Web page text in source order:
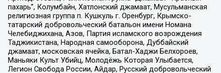
пахарь”, Колумбайн, Хатлонский джамаат, Мусульманская
религиозная группа п. Кушкуль г. Оренбург, Крымско-
татарский добровольческий батальон имени Номана
Челебиджихана, Азов, Партия исламского возрождения
Таджикистана, Народная самооборона, Дуббайский
джамаат, московская ячейка, Батал-Хаджи Белхороев,
Маньяки Культ Убийц, Молодёжь Которая Улыбается,
Легион Свобода России, Айдар, Русский добровольческий